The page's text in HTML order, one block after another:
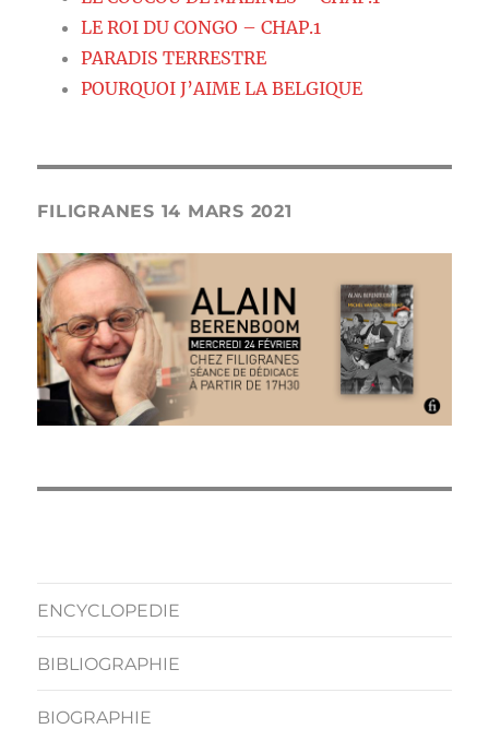
LE ROI DU CONGO – CHAP.1
PARADIS TERRESTRE
POURQUOI J’AIME LA BELGIQUE
FILIGRANES 14 MARS 2021
ENCYCLOPEDIE
BIBLIOGRAPHIE
BIOGRAPHIE